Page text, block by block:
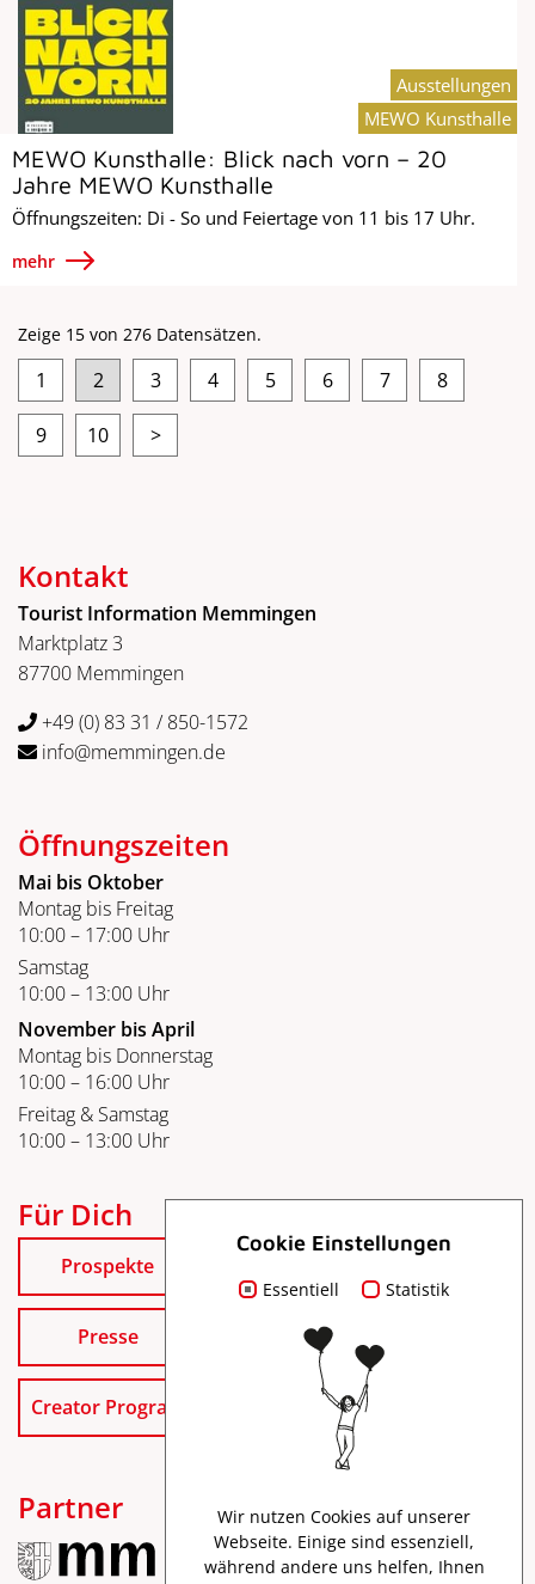
MEWO Kunsthalle: Blick nach vorn – 20
Jahre MEWO Kunsthalle
Öffnungszeiten: Di - So und Feiertage von 11 bis 17 Uhr.
mehr
Ausstellungen
MEWO Kunsthalle
Zeige 15 von 276 Datensätzen.
1 2 3 4 5 6 7 8
9 10 >
Kontakt
Tourist Information Memmingen
Marktplatz 3
87700 Memmingen
+49 (0) 83 31 / 850-1572
info@memmingen.de
Öffnungszeiten
Mai bis Oktober
Montag bis Freitag
10:00 – 17:00 Uhr
Samstag
10:00 – 13:00 Uhr
November bis April
Montag bis Donnerstag
10:00 – 16:00 Uhr
Freitag & Samstag
10:00 – 13:00 Uhr
Für Dich
Prospekte
Presse
Creator Program
Partner
Cookie Einstellungen
Essentiell Statistik
Wir nutzen Cookies auf unserer
Webseite. Einige sind essenziell,
während andere uns helfen, Ihnen